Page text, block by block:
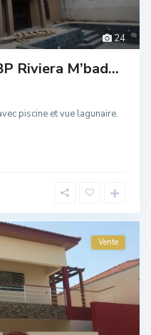
24
Riviera M’bad...
piscine et vue lagunaire.
Vente